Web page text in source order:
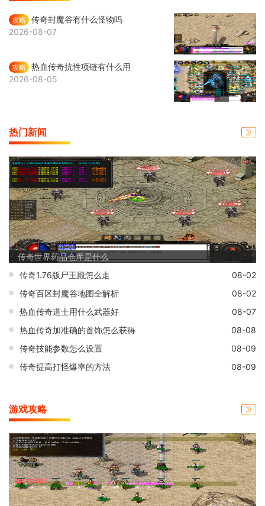
攻略 传奇封魔谷有什么怪物吗
2026-08-07
攻略 热血传奇抗性项链有什么用
2026-08-05
热门新闻
传奇世界药品仓库是什么
传奇1.76版尸王殿怎么走
08-02
传奇百区封魔谷地图全解析
08-02
热血传奇道士用什么武器好
08-07
热血传奇加准确的首饰怎么获得
08-08
传奇技能参数怎么设置
08-09
传奇提高打怪爆率的方法
08-09
游戏攻略